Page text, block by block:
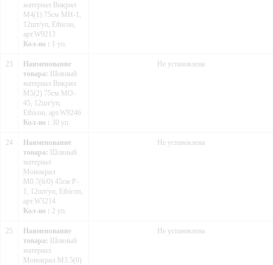
материал Викрил
М4(1) 75см MH-1,
12шт/уп, Ethicon,
арт.W9213
Кол-во : 1 уп.
23
Наименование
товара: Шовный
материал Викрил
М5(2) 75см MO-
45, 12шт/уп,
Ethicon, арт.W9246
Кол-во : 30 уп.
Не установлена
24
Наименование
товара: Шовный
материал
Монокрил
М0.7(6/0) 45см P-
1, 12шт/уп, Ethicon,
арт.W3214
Кол-во : 2 уп.
Не установлена
25
Наименование
товара: Шовный
материал
Монокрил M3.5(0)
Не установлена